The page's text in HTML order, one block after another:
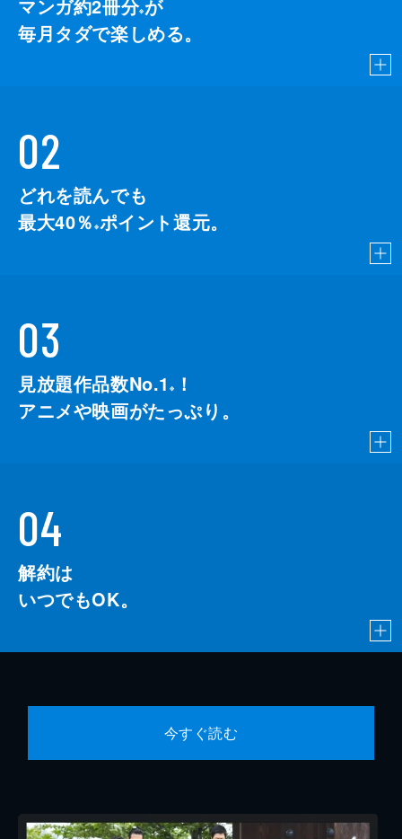
マンガ約2冊分※が
毎月タダで楽しめる。
02
どれを読んでも
最大40％ ※ポイント還元。
03
見放題作品数No.1 ※
！
アニメや映画がたっぷり。
04
解約は
いつでもOK。
今すぐ読む